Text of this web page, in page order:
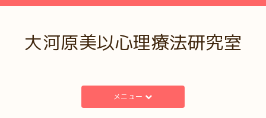
大河原美以心理療法研究室
メニュー